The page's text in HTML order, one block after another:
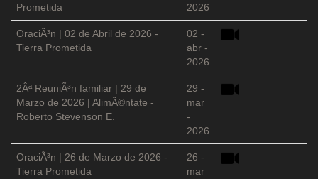
Prometida
2026
OraciÃ³n | 02 de Abril de 2026 -
Tierra Prometida
02 -
abr -
2026
2Âª ReuniÃ³n familiar | 29 de
Marzo de 2026 | AlimÃ©ntate -
Roberto Stevenson E.
29 -
mar
-
2026
OraciÃ³n | 26 de Marzo de 2026 -
Tierra Prometida
26 -
mar